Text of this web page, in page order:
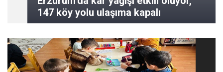
147 köy yolu ulaşıma kapalı